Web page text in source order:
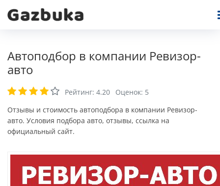
Автоподбор в компании Ревизор-
авто
Рейтинг: 4.20 Оценок: 5
Отзывы и стоимость автоподбора в компании Ревизор-
авто. Условия подбора авто, отзывы, ссылка на
официальный сайт.